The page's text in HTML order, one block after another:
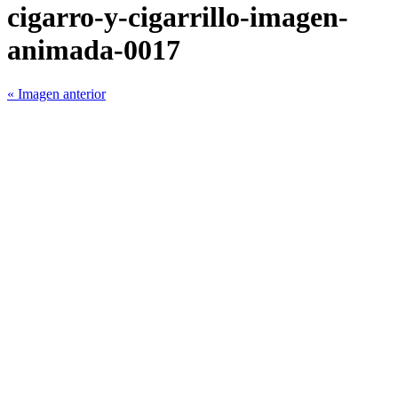
cigarro-y-cigarrillo-imagen-
animada-0017
« Imagen anterior